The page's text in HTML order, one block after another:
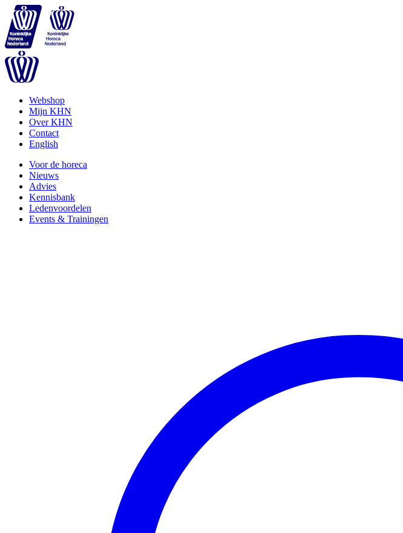
Webshop
Mijn KHN
Over KHN
Contact
English
Voor de horeca
Nieuws
Advies
Kennisbank
Ledenvoordelen
Events & Trainingen